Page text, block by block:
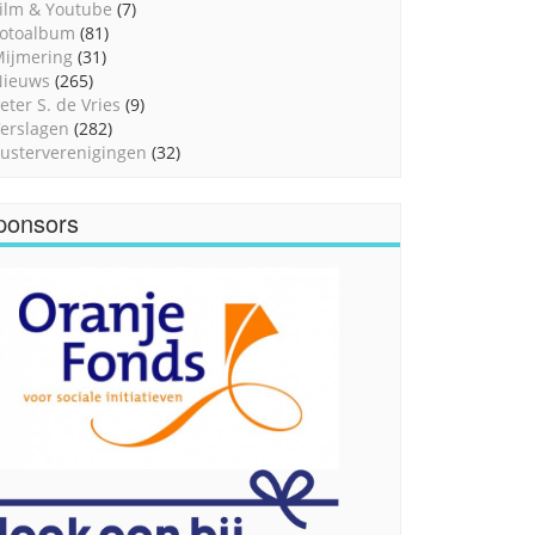
& Youtube (7)
(81)
(31)
(265)
S. de Vries (9)
(282)
(32)